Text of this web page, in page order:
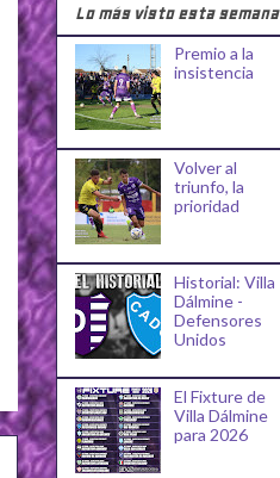
Lo más visto esta semana
Premio a la
insistencia
Volver al
triunfo, la
prioridad
Historial: Villa
Dálmine -
Defensores
Unidos
El Fixture de
Villa Dálmine
para 2026